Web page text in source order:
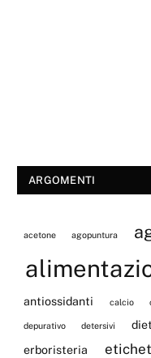
ARGOMENTI
acetone agopuntura
antiossidanti calcio
depurativo detersivi
erboristeria